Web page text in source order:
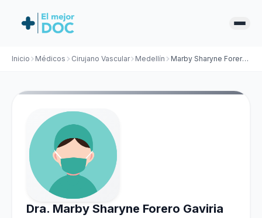
Inicio Médicos Cirujano Vascular Medellín Marby Sharyne Forero Gaviria
Dra. Marby Sharyne Forero Gaviria